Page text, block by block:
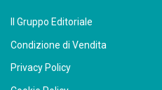
Il Gruppo Editoriale
Condizione di Vendita
Privacy Policy